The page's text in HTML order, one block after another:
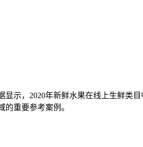
示，2020年新鲜水果在线上生鲜类
重要参考案例。